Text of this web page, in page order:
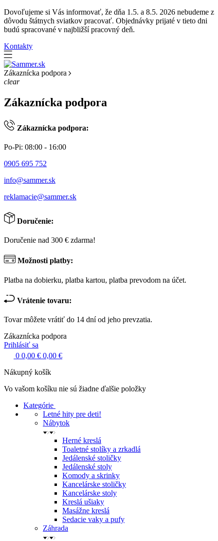
Dovoľujeme si Vás informovať, že dňa 1.5. a 8.5. 2026 nebudeme z
dôvodu štátnych sviatkov pracovať. Objednávky prijaté v tieto dni
budú spracované v najbližší pracovný deň.
Kontakty
Zákaznícka podpora
clear
Zákaznícka podpora
Zákaznícka podpora:
Po-Pi: 08:00 - 16:00
0905 695 752
info@sammer.sk
reklamacie@sammer.sk
Doručenie:
Doručenie nad 300 € zdarma!
Možnosti platby:
Platba na dobierku, platba kartou, platba prevodom na účet.
Vrátenie tovaru:
Tovar môžete vrátiť do 14 dní od jeho prevzatia.
Zákaznícka podpora
Prihlásiť sa
0 0,00 € 0,00 €
Nákupný košík
Vo vašom košíku nie sú žiadne ďalšie položky
Kategórie
Letné hity pre deti!
Nábytok
Herné kreslá
Toaletné stolíky a zrkadlá
Jedálenské stoličky
Jedálenské stoly
Komody a skrinky
Kancelárske stoličky
Kancelárske stoly
Kreslá ušiaky
Masážne kreslá
Sedacie vaky a pufy
Záhrada